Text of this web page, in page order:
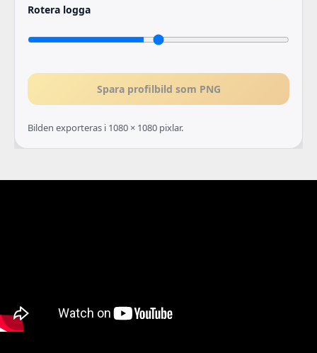
Rotera logga
Spara profilbild som PNG
Bilden exporteras i 1080 × 1080 pixlar.